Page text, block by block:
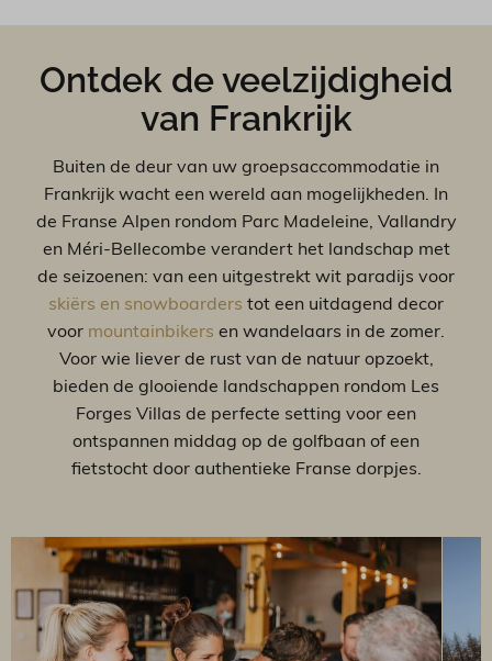
Ontdek de veelzijdigheid
van Frankrijk
Buiten de deur van uw groepsaccommodatie in
Frankrijk wacht een wereld aan mogelijkheden. In
de Franse Alpen rondom Parc Madeleine, Vallandry
en Méri-Bellecombe verandert het landschap met
de seizoenen: van een uitgestrekt wit paradijs voor
skiërs en snowboarders tot een uitdagend decor
voor mountainbikers en wandelaars in de zomer.
Voor wie liever de rust van de natuur opzoekt,
bieden de glooiende landschappen rondom Les
Forges Villas de perfecte setting voor een
ontspannen middag op de golfbaan of een
fietstocht door authentieke Franse dorpjes.